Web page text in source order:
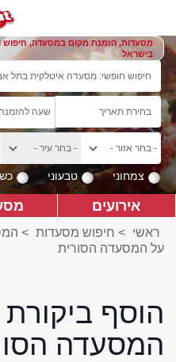
מסעדות, הזמנת מקום במסעדה, חיפוש
בישראל
צמחוני טבעוני
אירועים
ראשי > חיפוש מסעדות >
על המסעדה הסורית
הוסף
המסעדה